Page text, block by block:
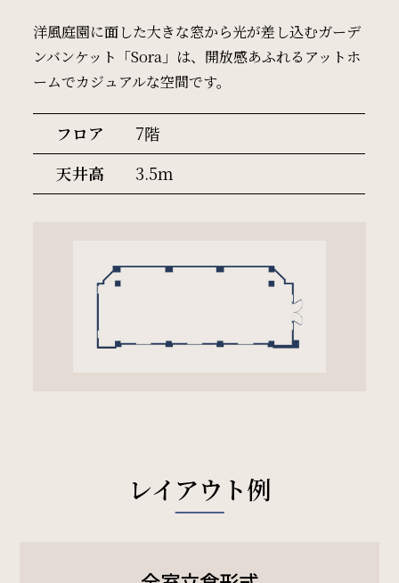
Sightseeing
Gallery
One Harmony
会員プログラム「One Harmony」
洋風庭園に面した大きな窓から光が差し込むガーデ
ンバンケット「Sora」は、 開放感あふれるアットホ
ームでカジュアルな空間です。
フロア
7階
天井高
3.5ｍ
レイアウト例